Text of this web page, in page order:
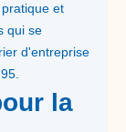
et
qui se
d'entreprise
la